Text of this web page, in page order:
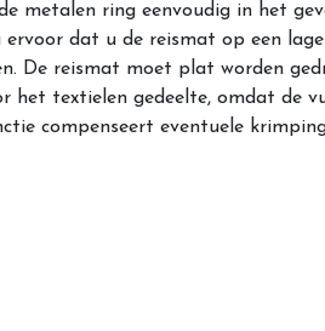
metalen ring eenvoudig in het
ervoor dat u de reismat op een
De reismat moet plat worden
het textielen gedeelte, omdat de
compenseert eventuele